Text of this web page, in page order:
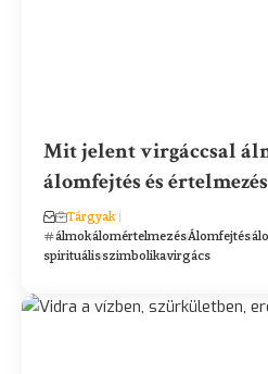
Mit jelent virgáccsal
álomfejtés és
Tárgyak
álmokálomértelmezésÁlomfejtés
spirituálisszimbolikavirgács